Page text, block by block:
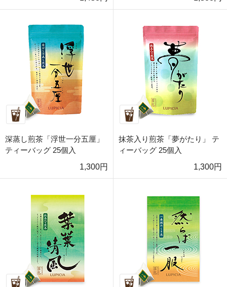
深蒸し煎茶「浮世一分五厘」
ティーバッグ 25個入
1,300円
抹茶入り煎茶「夢がたり」 テ
ィーバッグ 25個入
1,300円